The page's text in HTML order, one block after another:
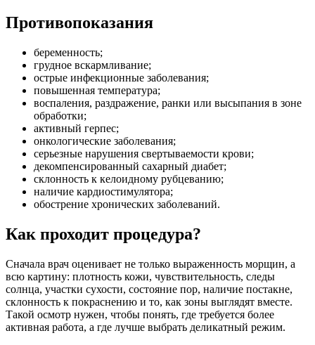
Противопоказания
беременность;
грудное вскармливание;
острые инфекционные заболевания;
повышенная температура;
воспаления, раздражение, ранки или высыпания в зоне
обработки;
активный герпес;
онкологические заболевания;
серьезные нарушения свертываемости крови;
декомпенсированный сахарный диабет;
склонность к келоидному рубцеванию;
наличие кардиостимулятора;
обострение хронических заболеваний.
Как проходит процедура?
Сначала врач оценивает не только выраженность морщин, а
всю картину: плотность кожи, чувствительность, следы
солнца, участки сухости, состояние пор, наличие постакне,
склонность к покраснению и то, как зоны выглядят вместе.
Такой осмотр нужен, чтобы понять, где требуется более
активная работа, а где лучше выбрать деликатный режим.